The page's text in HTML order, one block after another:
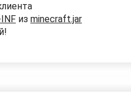
из minecraft.jar